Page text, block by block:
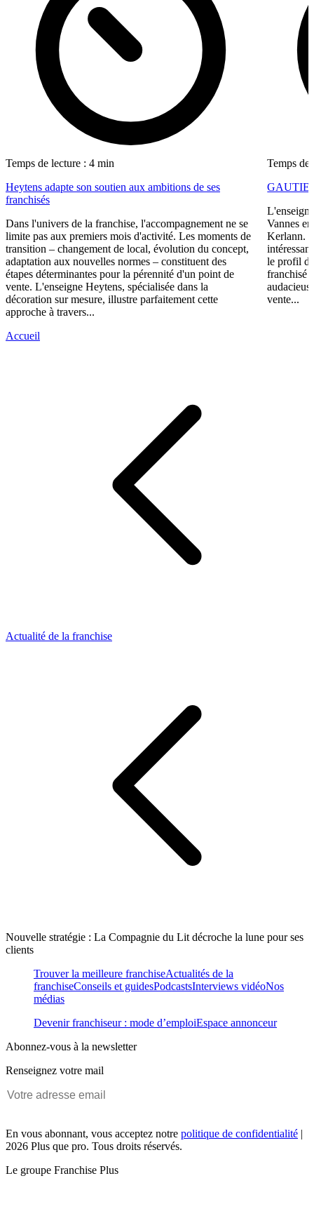
Temps de lecture : 4 min
Heytens adapte son soutien aux ambitions de ses
franchisés
Dans l'univers de la franchise, l'accompagnement ne se
limite pas aux premiers mois d'activité. Les moments de
transition – changement de local, évolution du concept,
adaptation aux nouvelles normes – constituent des
étapes déterminantes pour la pérennité d'un point de
vente. L'enseigne Heytens, spécialisée dans la
décoration sur mesure, illustre parfaitement cette
approche à travers...
Temps de
Vannes
Kerlann.
le profil
franchisé
vente...
Accueil
Actualité de la franchise
Nouvelle stratégie : La Compagnie du Lit décroche la lune pour ses
clients
Trouver la meilleure franchiseActualités de la
franchiseConseils et guidesPodcastsInterviews vidéoNos
médias
Devenir franchiseur : mode d’emploiEspace annonceur
Abonnez-vous à la newsletter
Renseignez votre mail
En vous abonnant, vous acceptez notre politique de confidentialité |
2026 Plus que pro. Tous droits réservés.
Le groupe Franchise Plus